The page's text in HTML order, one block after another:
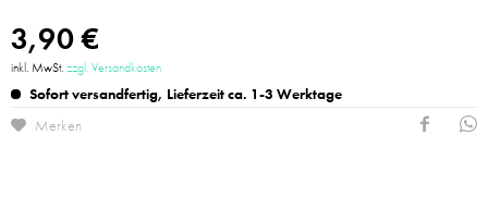
3,90 €
inkl. MwSt.zzgl. Versandkosten
Sofort versandfertig, Lieferzeit ca. 1-3 Werktage
Merken